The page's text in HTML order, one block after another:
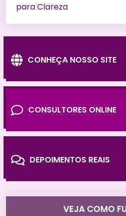
para Clareza
CONHEÇA NOSSO SITE
CONSULTORES ONLINE
DEPOIMENTOS REAIS
VEJA COMO